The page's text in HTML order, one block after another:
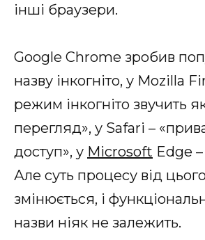
інші браузери.
Google Chrome зробив
назву інкогніто, у Mozilla
режим інкогніто звучить
перегляд», у Safari –
доступ», у Microsoft Edge
Але суть процесу від
змінюється, і
назви ніяк не залежить.